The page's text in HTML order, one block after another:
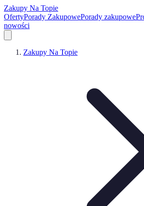
Zakupy Na Topie
OfertyPorady ZakupowePorady zakupowe
nowości
Zakupy Na Topie